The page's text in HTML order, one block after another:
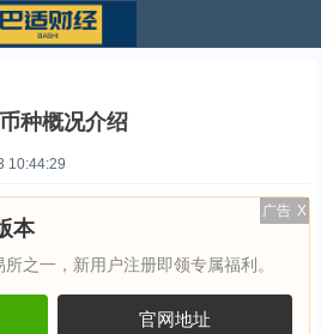
种概况介绍
10:44:29
广告 X
本
之一，新用户注册即领专属福利。
官网地址